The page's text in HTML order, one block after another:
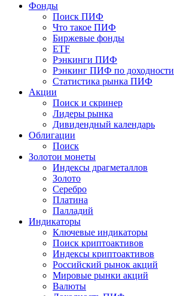
Фонды
Поиск ПИФ
Что такое ПИФ
Биржевые фонды
ETF
Рэнкинги ПИФ
Рэнкинг ПИФ по доходности
Статистика рынка ПИФ
Акции
Поиск и скринер
Лидеры рынка
Дивидендный календарь
Облигации
Поиск
Золотои монеты
Индексы драгметаллов
Золото
Серебро
Платина
Палладий
Индикаторы
Ключевые индикаторы
Поиск криптоактивов
Индексы криптоактивов
Российский рынок акций
Мировые рынки акций
Валюты